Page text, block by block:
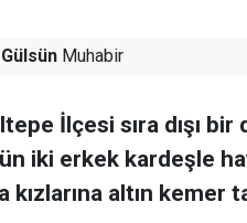
Muhabir
İlçesi sıra dışı
iki erkek kardeşle
kızlarına altın kemer